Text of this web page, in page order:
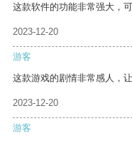
这款软件的功能非常强大，
2023-12-20
游客
这款游戏的剧情非常感人，
2023-12-20
游客